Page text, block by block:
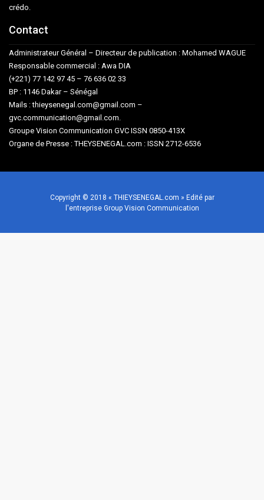
crédo.
Contact
Administrateur Général – Directeur de publication : Mohamed WAGUE
Responsable commercial : Awa DIA
(+221) 77 142 97 45 – 76 636 02 33
BP : 1146 Dakar – Sénégal
Mails : thieysenegal.com@gmail.com –
gvc.communication@gmail.com.
Groupe Vision Communication GVC ISSN 0850-413X
Organe de Presse : THEYSENEGAL.com : ISSN 2712-6536
Copyright © 2018 « THIEYSENEGAL.com » Edité par
l'entreprise Group Vision Communication